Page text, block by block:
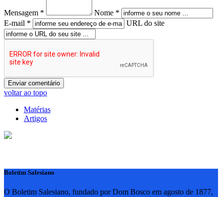
Mensagem *
Nome *
E-mail *
URL do site
voltar ao topo
Matérias
Artigos
Boletim Salesiano
O Boletim Salesiano, fundado por Dom Bosco em agosto de 1877,